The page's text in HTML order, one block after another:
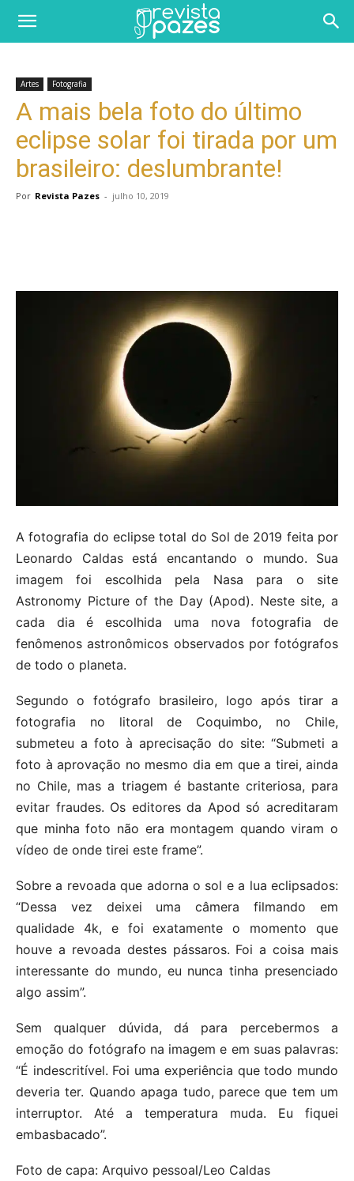
Artes Fotografia
A mais bela foto do último
eclipse solar foi tirada por um
brasileiro: deslumbrante!
Por Revista Pazes - julho 10, 2019
A fotografia do eclipse total do Sol de 2019 feita por
Leonardo Caldas está encantando o mundo. Sua
imagem foi escolhida pela Nasa para o site
Astronomy Picture of the Day (Apod). Neste site, a
cada dia é escolhida uma nova fotografia de
fenômenos astronômicos observados por fotógrafos
de todo o planeta.
Segundo o fotógrafo brasileiro, logo após tirar a
fotografia no litoral de Coquimbo, no Chile,
submeteu a foto à aprecisação do site: “Submeti a
foto à aprovação no mesmo dia em que a tirei, ainda
no Chile, mas a triagem é bastante criteriosa, para
evitar fraudes. Os editores da Apod só acreditaram
que minha foto não era montagem quando viram o
vídeo de onde tirei este frame”.
Sobre a revoada que adorna o sol e a lua eclipsados:
“Dessa vez deixei uma câmera filmando em
qualidade 4k, e foi exatamente o momento que
houve a revoada destes pássaros. Foi a coisa mais
interessante do mundo, eu nunca tinha presenciado
algo assim”.
Sem qualquer dúvida, dá para percebermos a
emoção do fotógrafo na imagem e em suas palavras:
“É indescritível. Foi uma experiência que todo mundo
deveria ter. Quando apaga tudo, parece que tem um
interruptor. Até a temperatura muda. Eu fiquei
embasbacado”.
Foto de capa: Arquivo pessoal/Leo Caldas